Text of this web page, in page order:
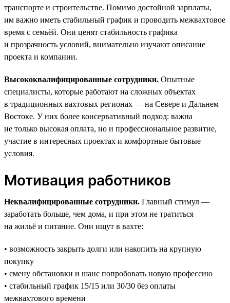
транспорте и строительстве. Помимо достойной зарплаты,
им важно иметь стабильный график и проводить межвахтовое
время с семьёй. Они ценят стабильность графика
и прозрачность условий, внимательно изучают описание
проекта и компании.
Высококвалифицированные сотрудники. Опытные
специалисты, которые работают на сложных объектах
в традиционных вахтовых регионах — на Севере и Дальнем
Востоке. У них более консервативный подход: важна
не только высокая оплата, но и профессиональное развитие,
участие в интересных проектах и комфортные бытовые
условия.
Мотивация работников
Неквалифицированные сотрудники. Главный стимул —
заработать больше, чем дома, и при этом не тратиться
на жильё и питание. Они ищут в вахте:
• возможность закрыть долги или накопить на крупную
покупку
• смену обстановки и шанс попробовать новую профессию
• стабильный график 15/15 или 30/30 без оплаты
межвахтового времени